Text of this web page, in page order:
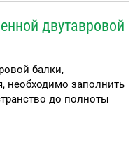
двутавровой
балки,
необходимо заполнить
до полноты